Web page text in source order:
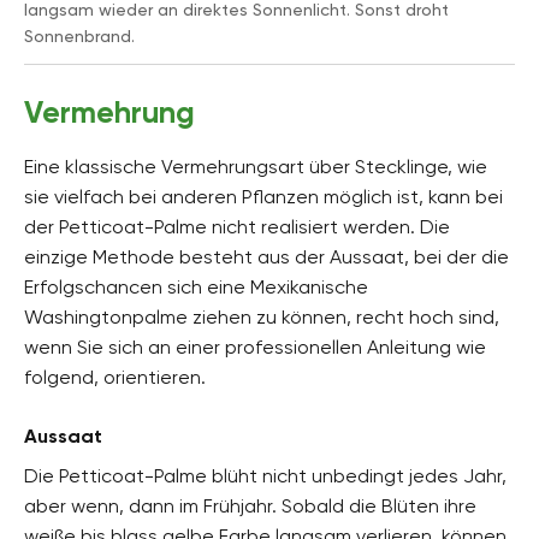
langsam wieder an direktes Sonnenlicht. Sonst droht
Sonnenbrand.
Vermehrung
Eine klassische Vermehrungsart über Stecklinge, wie
sie vielfach bei anderen Pflanzen möglich ist, kann bei
der Petticoat-Palme nicht realisiert werden. Die
einzige Methode besteht aus der Aussaat, bei der die
Erfolgschancen sich eine Mexikanische
Washingtonpalme ziehen zu können, recht hoch sind,
wenn Sie sich an einer professionellen Anleitung wie
folgend, orientieren.
Aussaat
Die Petticoat-Palme blüht nicht unbedingt jedes Jahr,
aber wenn, dann im Frühjahr. Sobald die Blüten ihre